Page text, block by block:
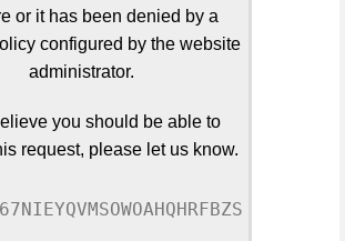
or it has been denied by a
configured by the website
administrator.
you should be able to
request, please let us know.